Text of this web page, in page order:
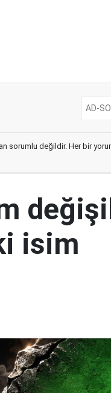
sorumlu değildir. Her bir
isim